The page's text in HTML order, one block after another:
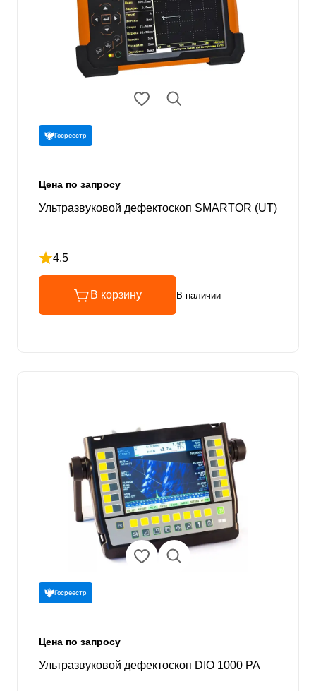
Госреестр
Цена по запросу
Ультразвуковой дефектоскоп SMARTOR (UT)
4.5
Рейтинг 4.5 из 5
В корзину В наличии
Госреестр
Цена по запросу
Ультразвуковой дефектоскоп DIO 1000 PA